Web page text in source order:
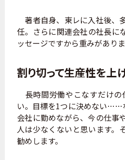
著者自身、東レに入社後、
任。さらに関連会社の社長に
ッセージですから重みがありま
割り切って生産性を上
長時間労働やこなすだけの
い。目標を1つに決めない……
会社に勤めながら、今の仕事
人は少なくないと思います。
勧めします。